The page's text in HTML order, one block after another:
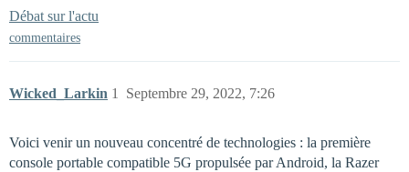
Débat sur l'actu
commentaires
Wicked_Larkin Septembre 29, 2022, 7:26
1
Voici venir un nouveau concentré de technologies : la première
console portable compatible 5G propulsée par Android, la Razer